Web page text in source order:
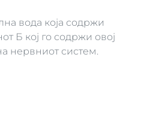
вода која содржи
Б кој го содржи овој
нервниот систем.